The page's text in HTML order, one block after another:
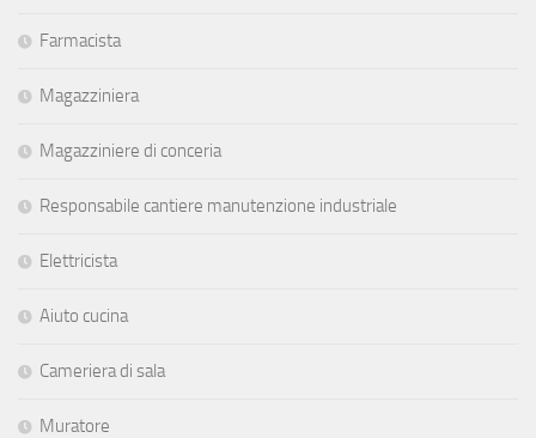
Farmacista
Magazziniera
Magazziniere di conceria
Responsabile cantiere manutenzione industriale
Elettricista
Aiuto cucina
Cameriera di sala
Muratore